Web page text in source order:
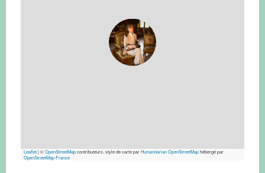
Leaflet|©OpenStreetMapcontributeurs, style de carte parHumanitarian OpenStreetMaphébergé par
OpenStreetMap France